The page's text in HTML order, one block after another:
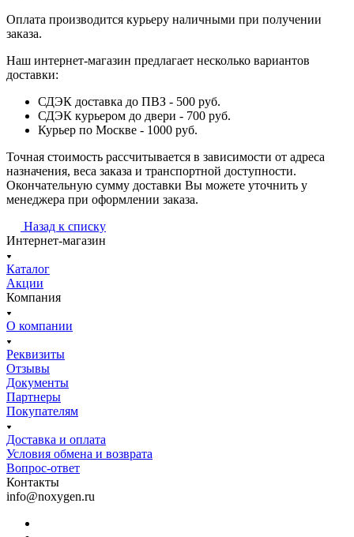
Оплата производится курьеру наличными при получении
заказа.
Наш интернет-магазин предлагает несколько вариантов
доставки:
СДЭК доставка до ПВЗ - 500 руб.
СДЭК курьером до двери - 700 руб.
Курьер по Москве - 1000 руб.
Точная стоимость рассчитывается в зависимости от адреса
назначения, веса заказа и транспортной доступности.
Окончательную сумму доставки Вы можете уточнить у
менеджера при оформлении заказа.
Назад к списку
Интернет-магазин
Каталог
Акции
Компания
О компании
Реквизиты
Отзывы
Документы
Партнеры
Покупателям
Доставка и оплата
Условия обмена и возврата
Вопрос-ответ
Контакты
info@noxygen.ru